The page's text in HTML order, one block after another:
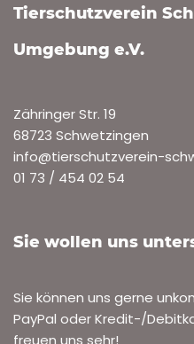
Tierschutzverein
Umgebung e.V.
Zähringer Str. 19
68723 Schwetzingen
info@tierschutzverein-
01 73 / 454 02 54
Sie wollen uns
Sie können uns gerne
PayPal oder Kredit-/
freuen uns sehr!